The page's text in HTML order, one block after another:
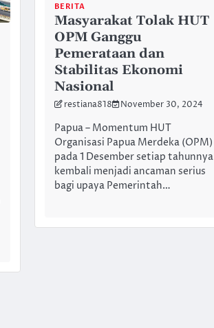
BERITA
Masyarakat Tolak HUT
OPM Ganggu
Pemerataan dan
Stabilitas Ekonomi
Nasional
restiana818 November 30, 2024
Papua – Momentum HUT
Organisasi Papua Merdeka (OPM)
pada 1 Desember setiap tahunnya
kembali menjadi ancaman serius
bagi upaya Pemerintah…